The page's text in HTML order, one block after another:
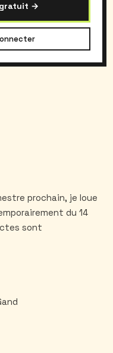
gratuit →
prochain, je loue
du 14
sont